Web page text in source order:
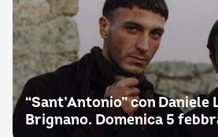
“Sant’Antonio” con
Brignano. Domenica 5